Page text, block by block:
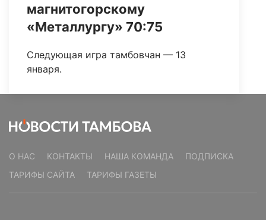
магнитогорскому
«Металлургу» 70:75
Следующая игра тамбовчан — 13
января.
О НАС КОНТАКТЫ НАША КОМАНДА
ПОДПИСКА
ТАРИФЫ САЙТА
ТАРИФЫ ГАЗЕТЫ